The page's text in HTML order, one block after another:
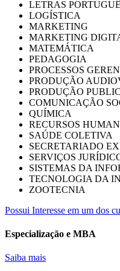
LETRAS
LOGÍSTICA
MARKETING
MARKETING
MATEMÁTICA
PEDAGOGIA
PROCESSOS
PRODUÇÃO
PRODUÇÃO
COMUNICAÇÃO
QUÍMICA
RECURSOS
SAÚDE COLETIVA
SECRETARIADO
SERVIÇOS
SISTEMAS DA
TECNOLOGIA DA
ZOOTECNIA
Possui Interesse em um dos
Especialização e MBA
Saiba mais